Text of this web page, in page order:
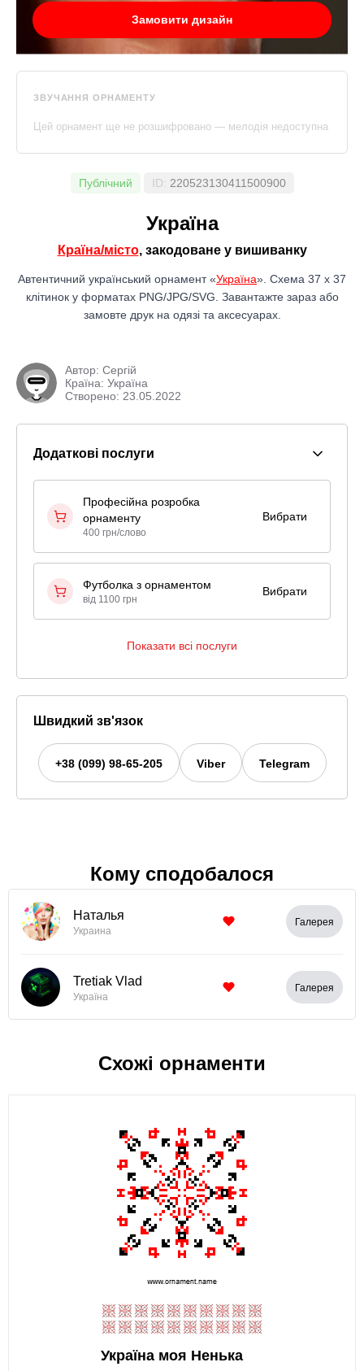
Замовити дизайн
ЗВУЧАННЯ ОРНАМЕНТУ
Цей орнамент ще не розшифровано — мелодія недоступна
Публічний ID: 220523130411500900
Україна
Країна/місто, закодоване у вишиванку
Автентичний український орнамент «Україна». Схема 37 x 37
клітинок у форматах PNG/JPG/SVG. Завантажте зараз або
замовте друк на одязі та аксесуарах.
Автор: Сергій
Країна: Україна
Створено: 23.05.2022
Додаткові послуги
Професійна розробка
орнаменту
400 грн/слово
Вибрати
Футболка з орнаментом
від 1100 грн
Вибрати
Показати всі послуги
Швидкий зв'язок
+38 (099) 98-65-205 Viber Telegram
Кому сподобалося
Наталья
Украина
Галерея
Tretiak Vlad
Україна
Галерея
Схожі орнаменти
Україна моя Ненька